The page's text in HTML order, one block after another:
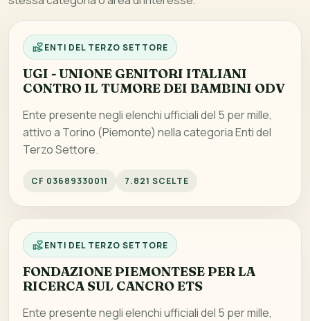
ENTI DEL TERZO SETTORE
UGI - UNIONE GENITORI ITALIANI
CONTRO IL TUMORE DEI BAMBINI ODV
Ente presente negli elenchi ufficiali del 5 per mille,
attivo a Torino (Piemonte) nella categoria Enti del
Terzo Settore.
CF 03689330011 7.821 SCELTE
ENTI DEL TERZO SETTORE
FONDAZIONE PIEMONTESE PER LA
RICERCA SUL CANCRO ETS
Ente presente negli elenchi ufficiali del 5 per mille,